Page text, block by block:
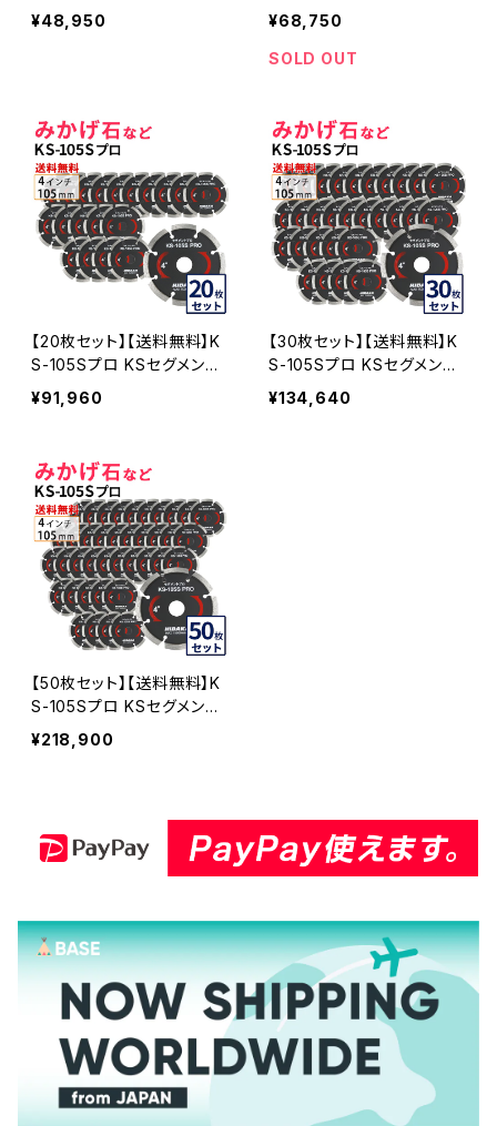
ロ 4インチ 105mm みかげ
石などの切断用 ダイヤセグ
¥48,950
式 KSセグメント ゼットツー
4インチ 105mm ks-105z2
コンクリート・ブロックなど
105Z2-10
¥68,750
SOLD OUT
【20枚セット】【送料無料】K
S-105Sプロ KSセグメント
プロ 4インチ 105mm みか
げ石などの切断用 ダイヤセ
ー 刃 (ks-105spro-20)
¥91,960
【30枚セット】【送料無料】K
S-105Sプロ KSセグメント
プロ 4インチ 105mm みか
げ石などの切断用 ダイヤセ
¥134,640
【50枚セット】【送料無料】K
S-105Sプロ KSセグメント
プロ 4インチ 105mm みか
げ石などの切断用 ダイヤセ
¥218,900